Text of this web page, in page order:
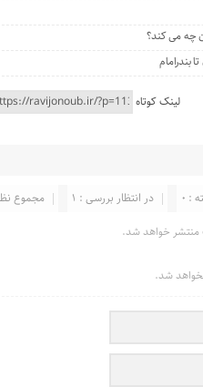
چه می کند؟
بندرامام
لینک کوتاه
مجموع در انتظار بررسی : 1 : 0
منتشر خواهد شد.
نخواهد شد.